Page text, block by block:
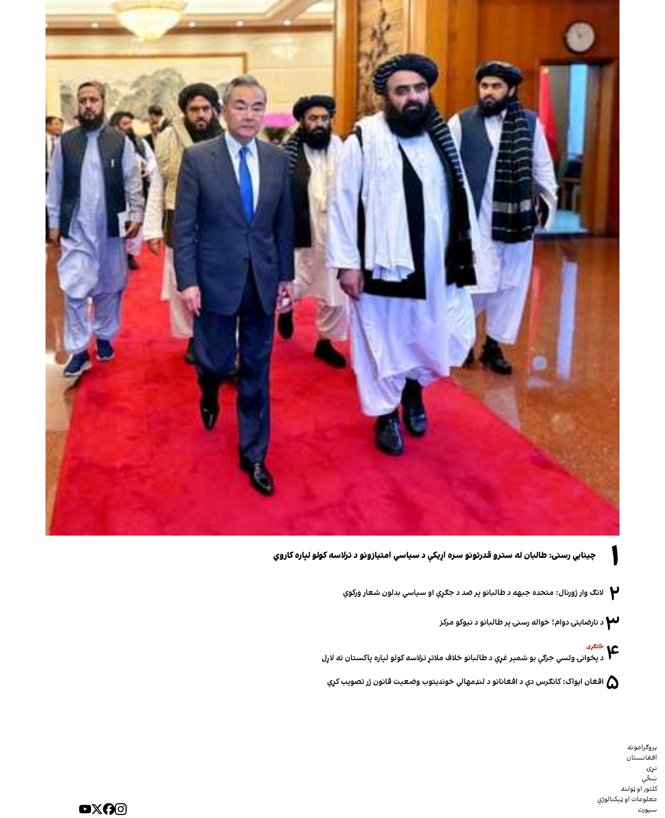
۱ چینایي رسنۍ: طالبان له سترو قدرتونو سره اړیکې د سیاسي امتیازونو د ترلاسه کولو لپاره کاروي
۲ لانګ وار ژورنال: متحده جبهه د طالبانو پر ضد د جګړې او سیاسي بدلون شعار ورکوي
۳د نارضایتۍ دوام؛ خواله رسنۍ پر طالبانو د نیوکو مرکز
۴ ځانګړی
د پخوانۍ ولسي جرګې یو شمېر غړي د طالبانو خلاف ملاتړ ترلاسه کولو لپاره پاکستان ته لاړل
۵ افغان ایواک: کانګرس دې د افغانانو د لنډمهالي خوندیتوب وضعیت قانون ژر تصویب کړي
پروګرامونه
افغانستان
نړۍ
ښځې
کلتور او ټولنه
معلومات او ټېکنالوژي
سپورت